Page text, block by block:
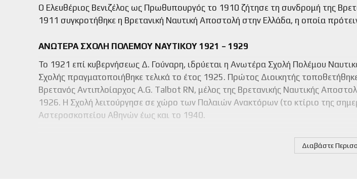
Ο Ελευθέριος Βενιζέλος ως Πρωθυπουργός το 1910 ζήτησε τη συνδρομή της
1911 συγκροτήθηκε η Βρετανική Ναυτική Αποστολή στην Ελλάδα, η οποία
ΑΝΩΤΕΡΑ ΣΧΟΛΗ ΠΟΛΕΜΟΥ ΝΑΥΤΙΚΟΥ 1921 – 1929
Το 1921 επί κυβερνήσεως Δ. Γούναρη, ιδρύεται η Ανωτέρα Σχολή Πολέμου
Σχολής πραγματοποιήθηκε τελικά το έτος 1925. Πρώτος Διοικητής
Βρετανός Αντιπλοίαρχος A.G. Talbot RN, μέλος της Βρετανικής Ναυτικής
1926. Η Σχολή λειτούργησε σε χώρο των Παλαιών Ανακτόρων (το κτίριο της
Αστεροσκοπείου Αθηνών έως και το 1940.
Διαβάστε